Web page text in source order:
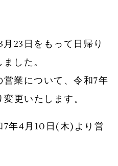
23日をもって日帰り
した。
業について、令和7年
更いたします。
7年4月10日(木)より営